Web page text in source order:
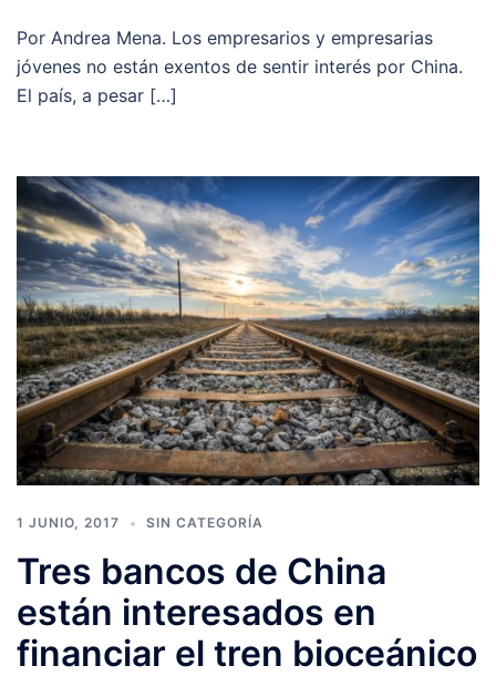
Por Andrea Mena. Los empresarios y empresarias
jóvenes no están exentos de sentir interés por China.
El país, a pesar […]
1 JUNIO, 2017 SIN CATEGORÍA
Tres bancos de China
están interesados en
financiar el tren bioceánico